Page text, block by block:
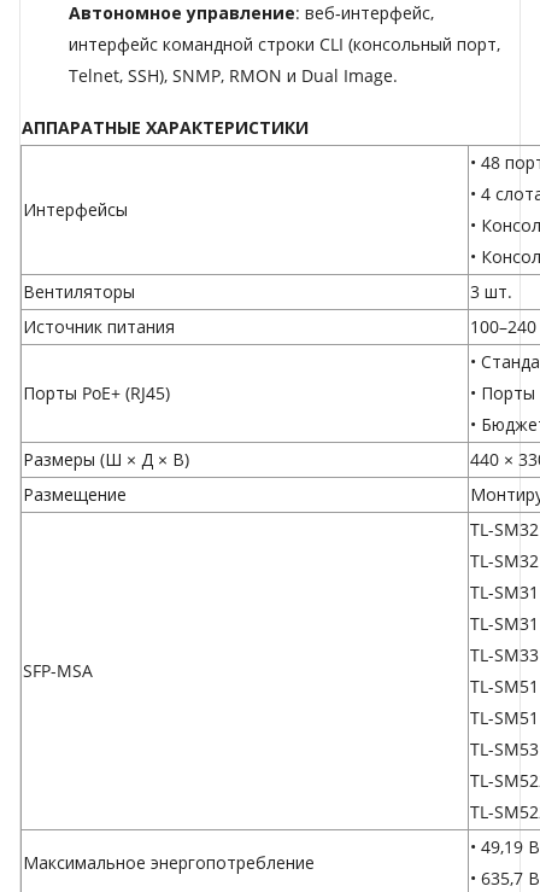
Автономное управление: веб‑интерфейс,
интерфейс командной строки CLI (консольный порт,
Telnet, SSH), SNMP, RMON и Dual Image.
АППАРАТНЫЕ ХАРАКТЕРИСТИКИ
Интерфейсы
• 48
• 4
•
•
Вентиляторы
3 шт.
Источник питания
Порты PoE+ (RJ45)
•
• Порты
•
Размеры (Ш × Д × В)
440 ×
Размещение
SFP-MSA
TL-
TL-
TL-
TL-
TL-
TL-
TL-
TL-
TL-
TL-
Максимальное энергопотребление
• 49,19
• 635,7